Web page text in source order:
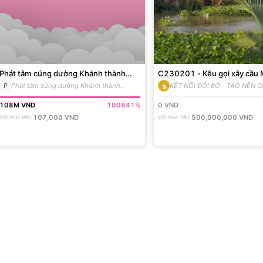
Phát tâm cúng dường Khánh thành
Trường 3/8/23
P Phát tâm cúng dường Khánh thành
108M VND 100841 %
Với mục tiêu 107,000 VND
C230201 - Kêu gọi xây cầu
HƯƠNG - Tam Bình - Vĩnh
KẾT NỐI ĐÔI BỜ - TẠO NÊN
0 VND
Với mục tiêu 500,000,000 VND